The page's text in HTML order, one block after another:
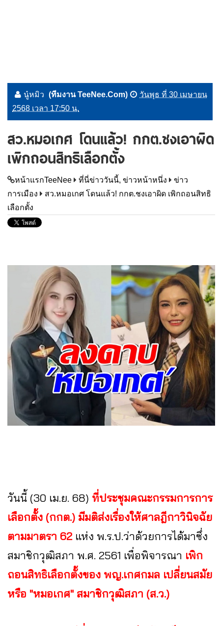
นู๋หมิว (ทีมงาน TeeNee.Com)
วันพุธ ที่ 30 เมษายน
2568 เวลา 17:50 น.
สว.หมอเกศ โดนแล้ว! กกต.ชงเอาผิด
เพิกถอนสิทธิเลือกตั้ง
หน้าแรกTeeNee ที่นี่ข่าววันนี้, ข่าวหน้าหนึ่ง
ข่าว
การเมือง
สว.หมอเกศ โดนแล้ว! กกต.ชงเอาผิด เพิกถอนสิทธิ
เลือกตั้ง
วันนี้ (30 เม.ย. 68) ที่ประชุมคณะกรรมการการ
เลือกตั้ง (กกต.) มีมติส่งเรื่องให้ศาลฎีกาวินิจฉัย
ตามมาตรา 62 แห่ง พ.ร.ป.ว่าด้วยการได้มาซึ่ง
สมาชิกวุฒิสภา พ.ศ. 2561 เพื่อพิจารณา เพิก
ถอนสิทธิเลือกตั้งของ พญ.เกศกมล เปลี่ยนสมัย
หรือ "หมอเกศ" สมาชิกวุฒิสภา (ส.ว.)